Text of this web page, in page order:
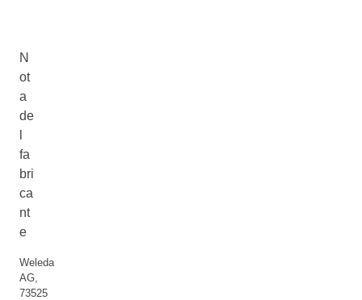
N
ot
a
de
fa
bri
ca
nt
e
Weleda
AG,
73525